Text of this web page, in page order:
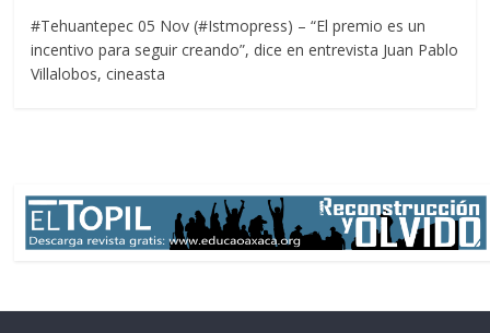
#Tehuantepec 05 Nov (#Istmopress) – “El premio es un
incentivo para seguir creando”, dice en entrevista Juan Pablo
Villalobos, cineasta